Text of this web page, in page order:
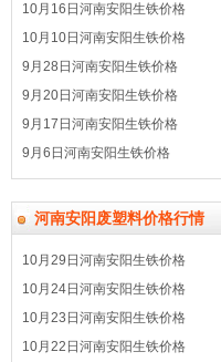
10月16日河南安阳生铁价格
10月10日河南安阳生铁价格
9月28日河南安阳生铁价格
9月20日河南安阳生铁价格
9月17日河南安阳生铁价格
9月6日河南安阳生铁价格
河南安阳废塑料价格行情
10月29日河南安阳生铁价格
10月24日河南安阳生铁价格
10月23日河南安阳生铁价格
10月22日河南安阳生铁价格